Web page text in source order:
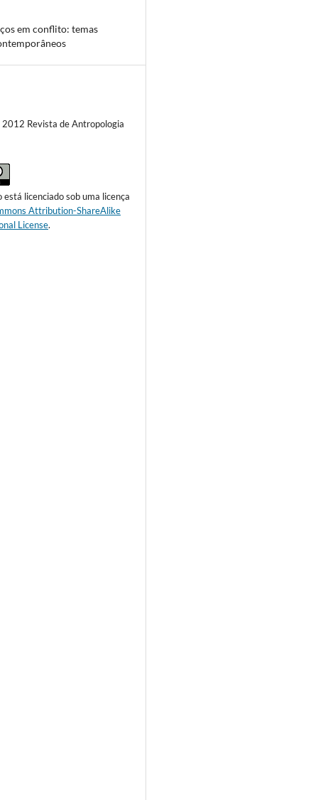
em conflito: temas
Revista de Antropologia
está licenciado sob uma licença
Attribution-ShareAlike
License.